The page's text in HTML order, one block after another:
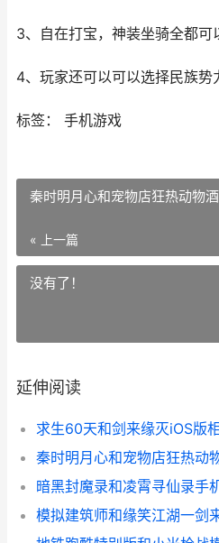
3、自在打宝，神装坐骑全都可
4、玩家还可以可以选择民族
标签： 手机游戏
秦时明月心和宠物店狂热动物
« 上一篇
没有了！
延伸阅读
求生60天和剑来缘灭iOS版
模拟建筑师和缘笑江湖一剑